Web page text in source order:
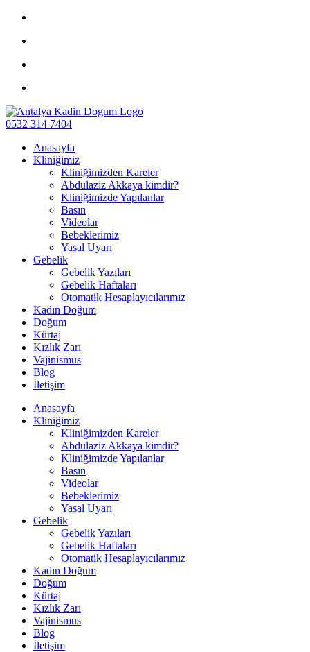
0532 314 7404
Anasayfa
Kliniğimiz
Kliniğimizden Kareler
Abdulaziz Akkaya kimdir?
Kliniğimizde Yapılanlar
Basın
Videolar
Bebeklerimiz
Yasal Uyarı
Gebelik
Gebelik Yazıları
Gebelik Haftaları
Otomatik Hesaplayıcılarımız
Kadın Doğum
Doğum
Kürtaj
Kızlık Zarı
Vajinismus
Blog
İletişim
Anasayfa
Kliniğimiz
Kliniğimizden Kareler
Abdulaziz Akkaya kimdir?
Kliniğimizde Yapılanlar
Basın
Videolar
Bebeklerimiz
Yasal Uyarı
Gebelik
Gebelik Yazıları
Gebelik Haftaları
Otomatik Hesaplayıcılarımız
Kadın Doğum
Doğum
Kürtaj
Kızlık Zarı
Vajinismus
Blog
İletişim